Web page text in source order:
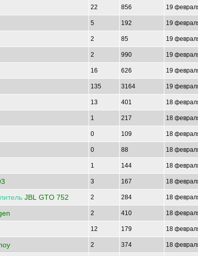
22 856 19
5 192 19
2 85 19
2 990 19
16 626 19
135 3164 19
13 401 18
1 217 18
0 109 18
0 88 18
1 144 18
3 167 18
JBL GTO 752 2 284 18
2 410 18
12 179 18
2 374 18